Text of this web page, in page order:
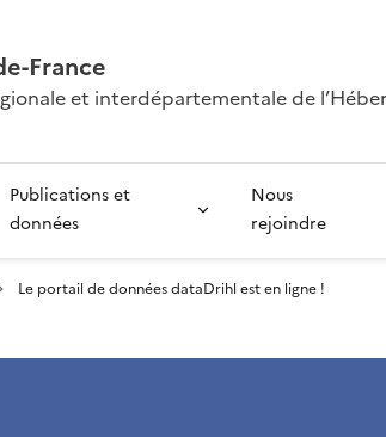
France
et interdépartementale de
Publications et
données
Nous
rejoindre
Le portail de données dataDrihl est en ligne !